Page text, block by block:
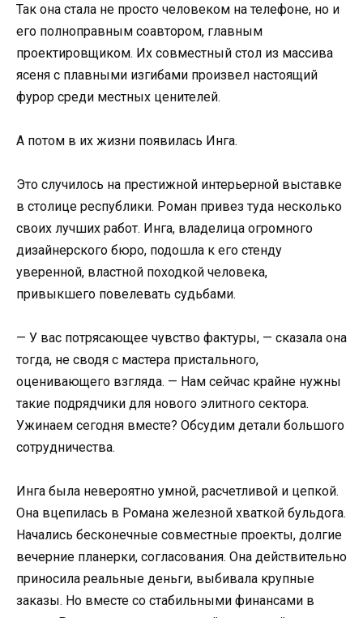
Так она стала не просто человеком на телефоне, но и
его полноправным соавтором, главным
проектировщиком. Их совместный стол из массива
ясеня с плавными изгибами произвел настоящий
фурор среди местных ценителей.
А потом в их жизни появилась Инга.
Это случилось на престижной интерьерной выставке
в столице республики. Роман привез туда несколько
своих лучших работ. Инга, владелица огромного
дизайнерского бюро, подошла к его стенду
уверенной, властной походкой человека,
привыкшего повелевать судьбами.
— У вас потрясающее чувство фактуры, — сказала она
тогда, не сводя с мастера пристального,
оценивающего взгляда. — Нам сейчас крайне нужны
такие подрядчики для нового элитного сектора.
Ужинаем сегодня вместе? Обсудим детали большого
сотрудничества.
Инга была невероятно умной, расчетливой и цепкой.
Она вцепилась в Романа железной хваткой бульдога.
Начались бесконечные совместные проекты, долгие
вечерние планерки, согласования. Она действительно
приносила реальные деньги, выбивала крупные
заказы. Но вместе со стабильными финансами в